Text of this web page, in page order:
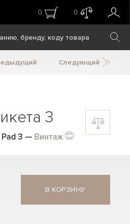
0 0
Следующий
3
3 — Винтаж
В КОРЗИНУ